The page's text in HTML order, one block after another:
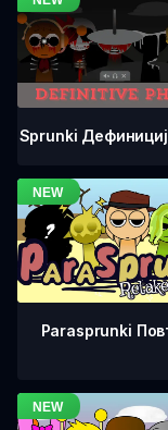
Sprunki
Parasprunki